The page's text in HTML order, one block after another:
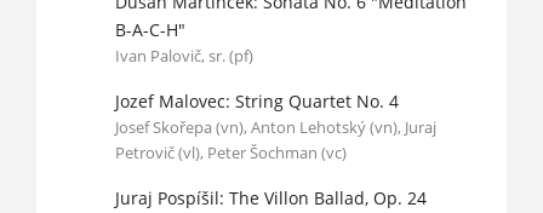
B-A-C-H"
Ivan Palovič, sr. (pf)
Jozef Malovec: String Quartet No. 4
Josef Skořepa (vn), Anton Lehotský (vn), Juraj
Petrovič (vl), Peter Šochman (vc)
Juraj Pospíšil: The Villon Ballad, Op. 24